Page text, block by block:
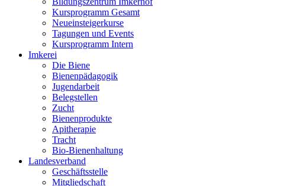
Kursprogramm Gesamt
Neueinsteigerkurse
Tagungen und Events
Kursprogramm Intern
Imkerei
Die Biene
Bienenpädagogik
Jugendarbeit
Belegstellen
Zucht
Bienenprodukte
Apitherapie
Tracht
Bio-Bienenhaltung
Landesverband
Geschäftsstelle
Mitgliedschaft